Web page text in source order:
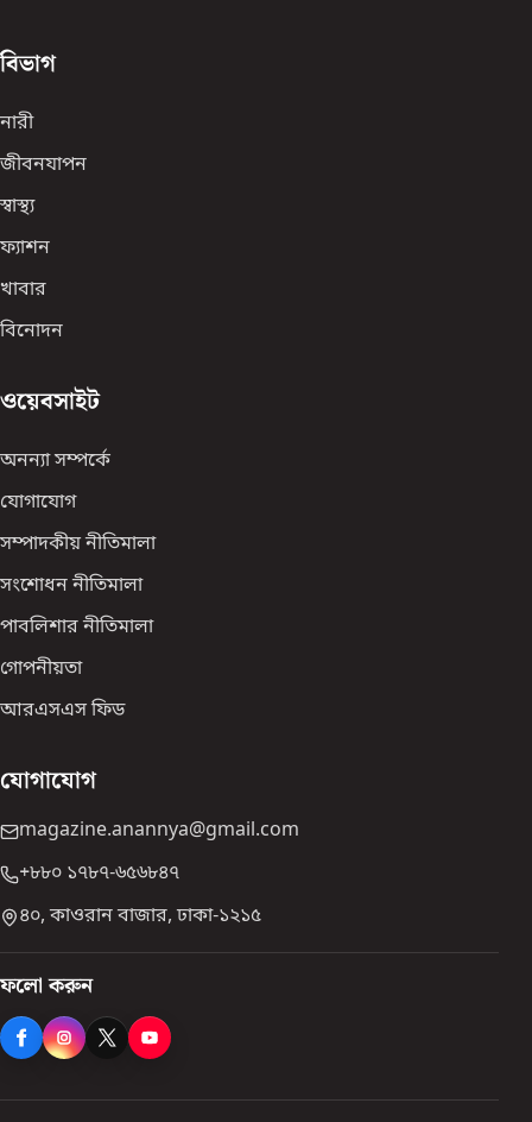
বিভাগ
নারী
জীবনযাপন
স্বাস্থ্য
ফ্যাশন
খাবার
বিনোদন
ওয়েবসাইট
অনন্যা সম্পর্কে
যোগাযোগ
সম্পাদকীয় নীতিমালা
সংশোধন নীতিমালা
পাবলিশার নীতিমালা
গোপনীয়তা
আরএসএস ফিড
যোগাযোগ
magazine.anannya@gmail.com
+৮৮০ ১৭৮৭-৬৫৬৮৪৭
৪০, কাওরান বাজার, ঢাকা-১২১৫
ফলো করুন